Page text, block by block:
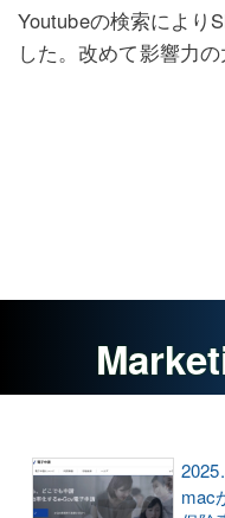
Youtubeの検索により
した。改めて影響力の
mac